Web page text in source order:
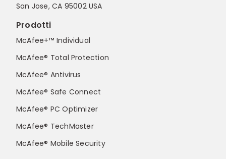
San Jose, CA 95002 USA
Prodotti
McAfee+™ Individual
McAfee® Total Protection
McAfee® Antivirus
McAfee® Safe Connect
McAfee® PC Optimizer
McAfee® TechMaster
McAfee® Mobile Security